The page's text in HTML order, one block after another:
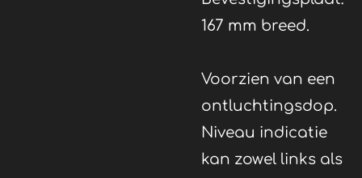
167 mm breed.
Voorzien van een
ontluchtingsdop.
Niveau indicatie
kan zowel links als